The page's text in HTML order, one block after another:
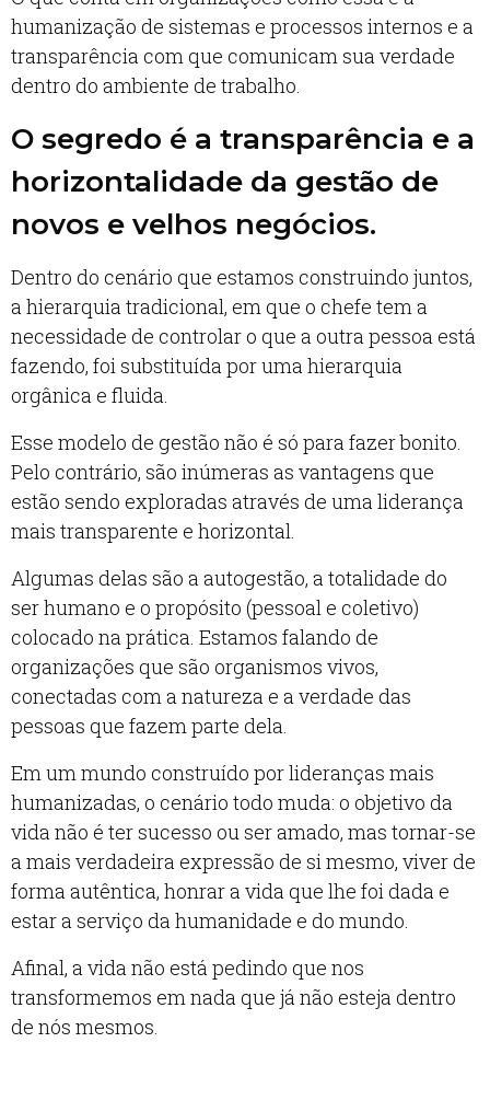
humanização de sistemas e processos internos e a
transparência com que comunicam sua verdade
dentro do ambiente de trabalho.
O segredo é a transparência e a
horizontalidade da gestão de
novos e velhos negócios.
Dentro do cenário que estamos construindo juntos,
a hierarquia tradicional, em que o chefe tem a
necessidade de controlar o que a outra pessoa está
fazendo, foi substituída por uma hierarquia
orgânica e fluida.
Esse modelo de gestão não é só para fazer bonito.
Pelo contrário, são inúmeras as vantagens que
estão sendo exploradas através de uma liderança
mais transparente e horizontal.
Algumas delas são a autogestão, a totalidade do
ser humano e o propósito (pessoal e coletivo)
colocado na prática. Estamos falando de
organizações que são organismos vivos,
conectadas com a natureza e a verdade das
pessoas que fazem parte dela.
Em um mundo construído por lideranças mais
humanizadas, o cenário todo muda: o objetivo da
vida não é ter sucesso ou ser amado, mas tornar-se
a mais verdadeira expressão de si mesmo, viver de
forma autêntica, honrar a vida que lhe foi dada e
estar a serviço da humanidade e do mundo.
Afinal, a vida não está pedindo que nos
transformemos em nada que já não esteja dentro
de nós mesmos.